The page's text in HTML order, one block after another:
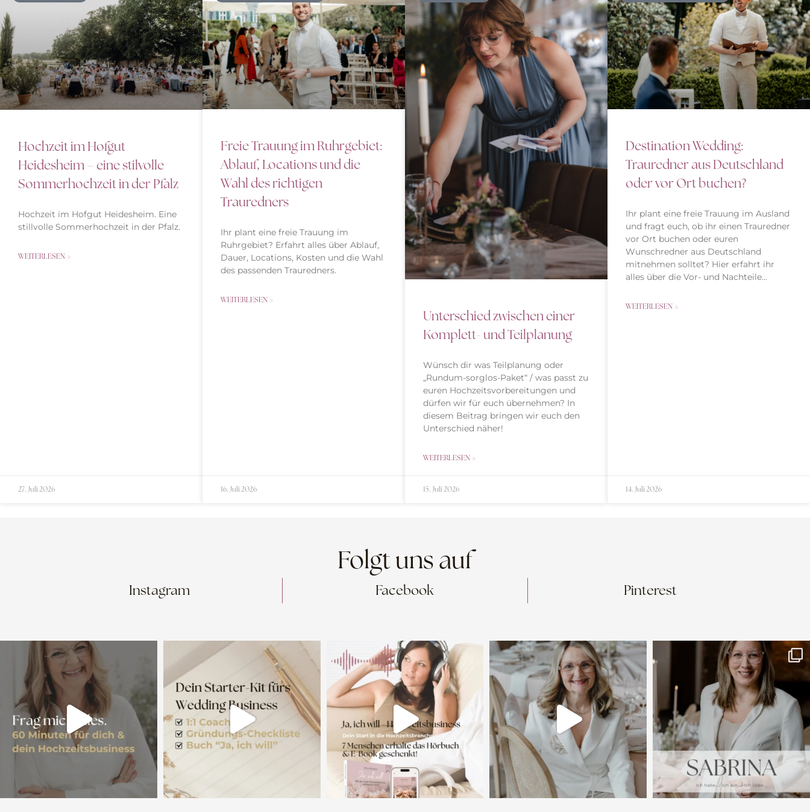
Hochzeit im Hofgut
Heidesheim – eine stilvolle
Sommerhochzeit in der Pfalz
Hochzeit im Hofgut Heidesheim. Eine
stillvolle Sommerhochzeit in der Pfalz.
WEITERLESEN »
27. Juli 2026
Freie Trauung im Ruhrgebiet:
Ablauf, Locations und die
Wahl des richtigen
Trauredners
Ihr plant eine freie Trauung im
Ruhrgebiet? Erfahrt alles über Ablauf,
Dauer, Locations, Kosten und die Wahl
des passenden Trauredners.
WEITERLESEN »
16. Juli 2026
Unterschied zwischen einer
Komplett- und Teilplanung
Wünsch dir was Teilplanung oder
„Rundum-sorglos-Paket“ / was passt zu
euren Hochzeitsvorbereitungen und
dürfen wir für euch übernehmen? In
diesem Beitrag bringen wir euch den
Unterschied näher!
WEITERLESEN »
15. Juli 2026
Destination Wedding:
Trauredner aus Deutschland
oder vor Ort buchen?
Ihr plant eine freie Trauung im Ausland
und fragt euch, ob ihr einen Trauredner
vor Ort buchen oder euren
Wunschredner aus Deutschland
mitnehmen solltet? Hier erfahrt ihr
alles über die Vor- und Nachteile…
WEITERLESEN »
14. Juli 2026
Folgt uns auf
Instagram Facebook Pinterest